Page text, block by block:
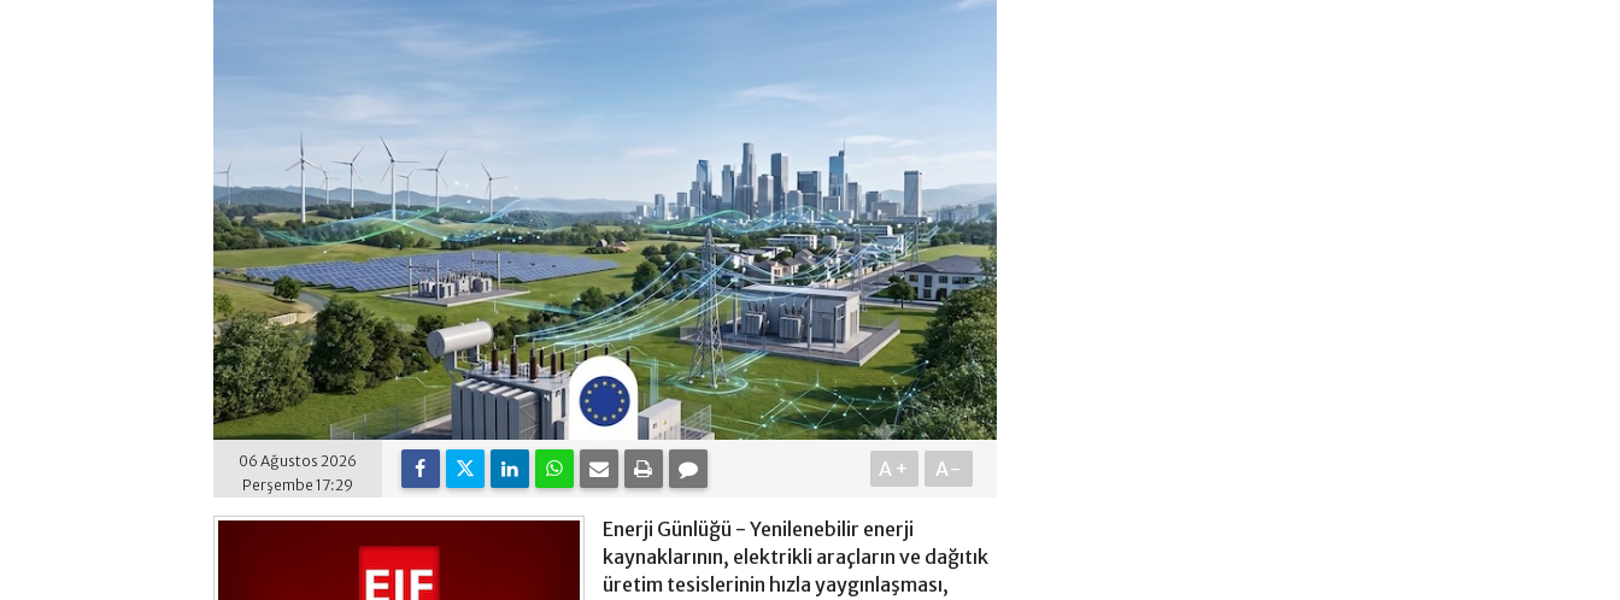
06 Ağustos 2026
Perşembe 17:29
A+ A-
Enerji Günlüğü - Yenilenebilir enerji
kaynaklarının, elektrikli araçların ve dağıtık
üretim tesislerinin hızla yaygınlaşması,